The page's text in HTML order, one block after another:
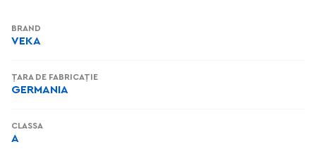
BRAND
VEKA
ȚARA DE FABRICAȚIE
GERMANIA
СLASSA
A